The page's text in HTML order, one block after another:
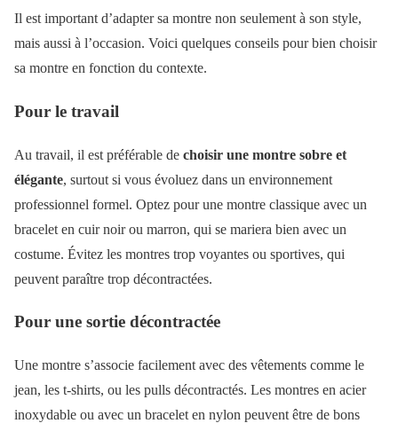
Il est important d’adapter sa montre non seulement à son style,
mais aussi à l’occasion. Voici quelques conseils pour bien choisir
sa montre en fonction du contexte.
Pour le travail
Au travail, il est préférable de choisir une montre sobre et
élégante, surtout si vous évoluez dans un environnement
professionnel formel. Optez pour une montre classique avec un
bracelet en cuir noir ou marron, qui se mariera bien avec un
costume. Évitez les montres trop voyantes ou sportives, qui
peuvent paraître trop décontractées.
Pour une sortie décontractée
Une montre s’associe facilement avec des vêtements comme le
jean, les t-shirts, ou les pulls décontractés. Les montres en acier
inoxydable ou avec un bracelet en nylon peuvent être de bons